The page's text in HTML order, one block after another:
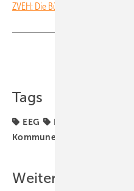
ZVEH: Die Bürger stärker einbinden!
Tags
EEG EEG-Förderung
Kommune
Weitere Inhalte